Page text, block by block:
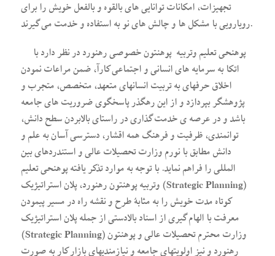
تجهیزات، امکانات توانایی های بالقوه و بالفعل خویش را برای
رویارویی با مشکل ها و چالش های نو به استفاده و خدمت می گیرند.
اتکا به سرمایه ­های انسانی و اجتماعی کارآ، ضمن مراعات نمودن
اخلاق حرفه­ای به تربیت انسان­های متعهد، متخصص، متجرب و
پژوهشگر بپردازد و از این رهگذر پاسخگوی ضروریت های جامعه
باشد و در عرصه ی خدمت گذاری در راستای بالابردن سطح دانش،
توانمندی، ظرفیت و فرهنگ همه اقشار، دسترسی آسان به علم و
دانش مطابق با نورم وزارت تحصیلات عالی و استندردهای بین
المللی را فراهم نماید. با توجه به موارد تذکر یافته پوهنحی تعلیم
وتربیه پوهنتون رهنورد، پلان استراتیژیک (Strategic Planning)
کوتاه مدت خویش را به مثابۀ طرح و نقشه راه در مسیر پیمودن
معرفت با الهام گیری از اسناد بالادستی از جمله پلان استراتیژیک
(Strategic Planning) وزارت محترم تحصیلات عالی و پوهنتون
رهنورد و نیز اولویت­های جامعه و نیازمندی­های بازار کار به صورت